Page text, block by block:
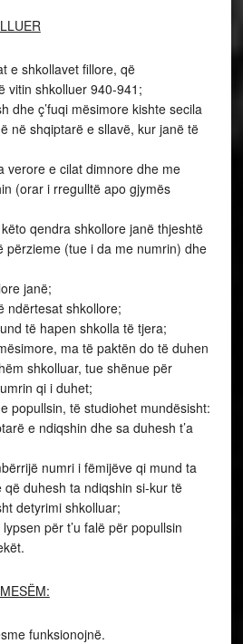
e shkollavet fillore, që
vitin shkolluer 940-941;
dhe ç’fuqi mësimore kishte secila
në shqiptarë e sllavë, kur janë të
verore e cilat dimnore dhe me
(orar i rregulltë apo gjymës
qendra shkollore janë thjeshtë
përzieme (tue i da me numrin) dhe
janë;
ndërtesat shkollore;
të hapen shkolla të tjera;
ma të paktën do të duhen
shkolluar, tue shënue për
qi i duhet;
popullsin, të studiohet mundësisht:
e ndiqshin dhe sa duhesh t’a
numri i fëmijëve qi mund ta
që duhesh ta ndiqshin si-kur të
detyrimi shkolluar;
për t’u falë për popullsin
funksionojnë.